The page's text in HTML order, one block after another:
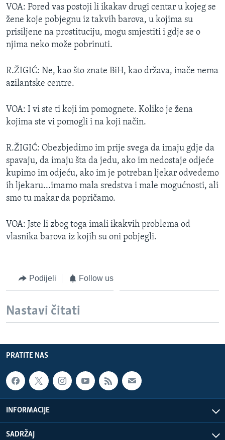
VOA: Pored vas postoji li ikakav drugi centar u kojeg se
žene koje pobjegnu iz takvih barova, u kojima su
prisiljene na prostituciju, mogu smjestiti i gdje se o
njima neko može pobrinuti.
R.ŽIGIĆ: Ne, kao što znate BiH, kao država, inače nema
azilantske centre.
VOA: I vi ste ti koji im pomognete. Koliko je žena
kojima ste vi pomogli i na koji način.
R.ŽIGIĆ: Obezbjedimo im prije svega da imaju gdje da
spavaju, da imaju šta da jedu, ako im nedostaje odjeće
kupimo im odjeću, ako im je potreban ljekar odvedemo
ih ljekaru...imamo mala sredstva i male mogućnosti, ali
smo tu makar da popričamo.
VOA: Jste li zbog toga imali ikakvih problema od
vlasnika barova iz kojih su oni pobjegli.
Podijeli Follow us
Nastavi čitati
PRATITE NAS
INFORMACIJE
SADRŽAJ